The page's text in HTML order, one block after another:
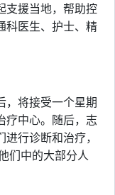
支援当地，帮助控
科医生、护士、精
，将接受一个星期
疗中心。随后，志
行诊断和治疗，
们中的大部分人